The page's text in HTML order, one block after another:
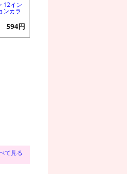
12イン
ンカラ
594円
て見る